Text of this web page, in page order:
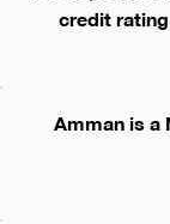
credit
Amman is